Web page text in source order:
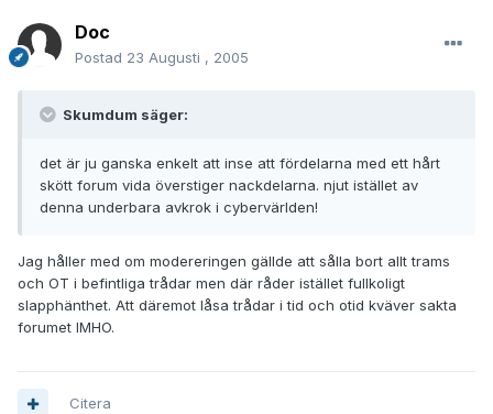
Doc
Postad 23 Augusti , 2005
Skumdum säger:
det är ju ganska enkelt att inse att fördelarna med ett hårt
skött forum vida överstiger nackdelarna. njut istället av
denna underbara avkrok i cybervärlden!
Jag håller med om modereringen gällde att sålla bort allt trams
och OT i befintliga trådar men där råder istället fullkoligt
slapphänthet. Att däremot låsa trådar i tid och otid kväver sakta
forumet IMHO.
Citera